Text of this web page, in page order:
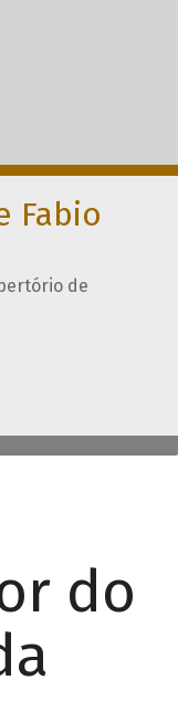
Fabio
de
do